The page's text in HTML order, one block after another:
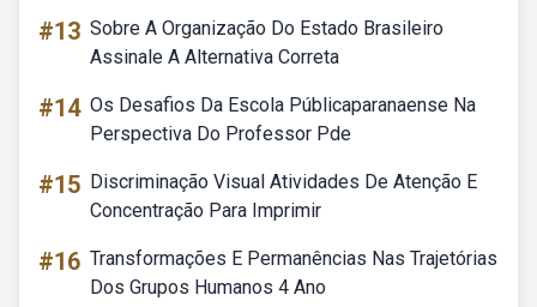
#13 Sobre A Organização Do Estado Brasileiro
Assinale A Alternativa Correta
#14 Os Desafios Da Escola Públicaparanaense Na
Perspectiva Do Professor Pde
#15 Discriminação Visual Atividades De Atenção E
Concentração Para Imprimir
#16 Transformações E Permanências Nas Trajetórias
Dos Grupos Humanos 4 Ano